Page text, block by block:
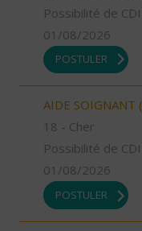
Possibilité de
01/08/2026
POSTULER
AIDE SOIGNANT
18 - Cher
Possibilité de
01/08/2026
POSTULER